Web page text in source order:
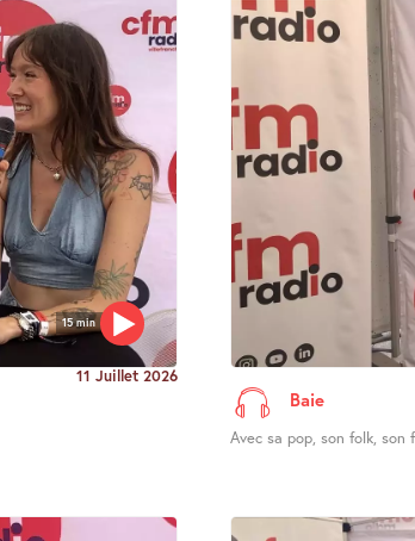
15 min
11 Juillet 2026
Baie
Avec sa pop, son folk, son